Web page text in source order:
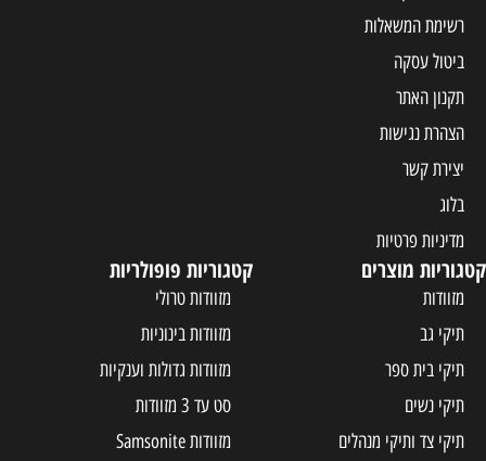
רשימת המשאלות
ביטול עסקה
תקנון האתר
הצהרת נגישות
יצירת קשר
בלוג
מדיניות פרטיות
קטגוריות מוצרים
מזוודות
תיקי גב
תיקי בית ספר
תיקי נשים
תיקי צד ותיקי מנהלים
קטגוריות פופולריות
מזוודות טרולי
מזוודות בינוניות
מזוודות גדולות וענקיות
סט עד 3 מזוודות
מזוודות Samsonite